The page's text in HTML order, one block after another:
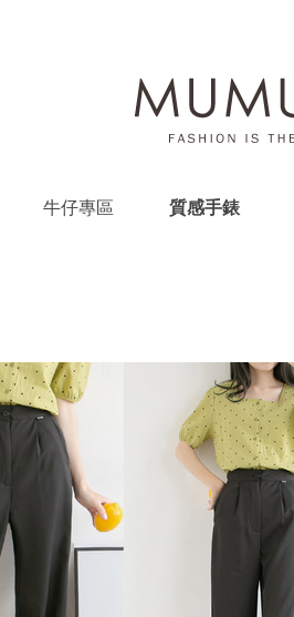
牛仔專區 質感手錶